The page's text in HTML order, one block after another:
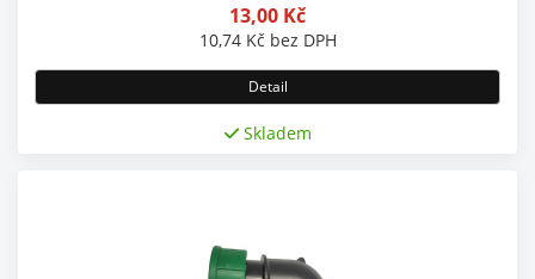
13,00 Kč
10,74 Kč bez DPH
Detail
Skladem